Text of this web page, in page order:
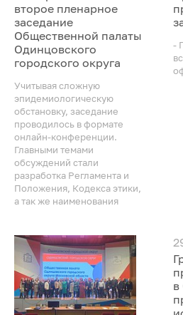
второе пленарное
заседание
Общественной палаты
Одинцовского
городского округа
Учитывая сложную
эпидемиологическую
обстановку, заседание
проводилось в формате
онлайн-конференции.
Главными темами
обсуждений стали
разработка Регламента и
Положения, Кодекса этики,
а так же наименования
-
в